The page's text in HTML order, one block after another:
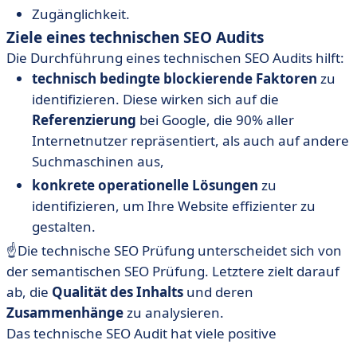
Zugänglichkeit.
Ziele eines technischen SEO Audits
Die Durchführung eines technischen SEO Audits hilft:
technisch bedingte blockierende Faktoren zu
identifizieren. Diese wirken sich auf die
Referenzierung bei Google, die 90% aller
Internetnutzer repräsentiert, als auch auf andere
Suchmaschinen aus,
konkrete operationelle Lösungen zu
identifizieren, um Ihre Website effizienter zu
gestalten.
☝️Die technische SEO Prüfung unterscheidet sich von
der semantischen SEO Prüfung. Letztere zielt darauf
ab, die Qualität des Inhalts und deren
Zusammenhängezu analysieren.
Das technische SEO Audit hat viele positive